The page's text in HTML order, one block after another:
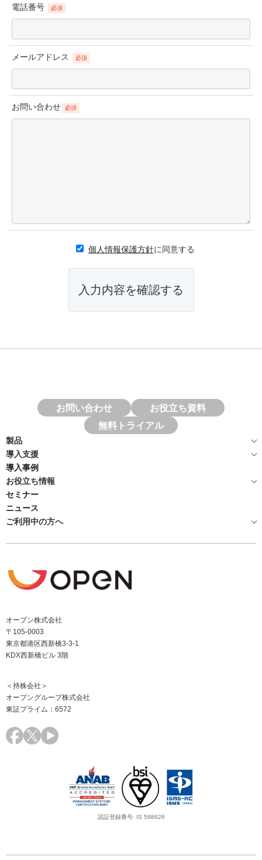
電話番号 必須
メールアドレス 必須
お問い合わせ 必須
個人情報保護方針に同意する
お問い合わせ
お役立ち資料
無料トライアル
製品
導入支援
導入事例
お役立ち情報
セミナー
ニュース
ご利用中の方へ
オープン株式会社
〒105-0003
東京都港区西新橋3-3-1
KDX西新橋ビル 3階
＜持株会社＞
オープングループ株式会社
東証プライム：6572
認証登録番号: IS 598626